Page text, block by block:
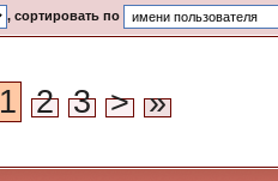
, сортировать по
1 2 3 > »